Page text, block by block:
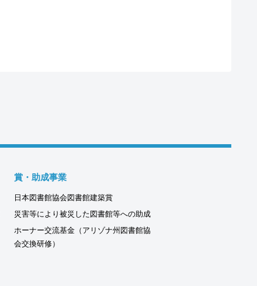
賞・助成事業
日本図書館協会図書館建築賞
災害等により被災した図書館等への助成
ホーナー交流基金（アリゾナ州図書館協
会交換研修）